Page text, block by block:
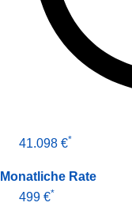
41.098 €*
Monatliche Rate
499 €*